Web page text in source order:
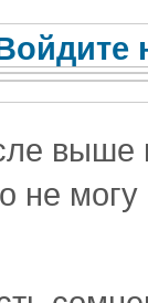
выше
не